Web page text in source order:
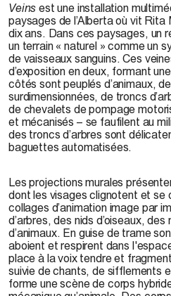
Veins est une installation
paysages de l’Alberta où vit Rita
dix ans. Dans ces paysages, un
un terrain « naturel » comme un
de vaisseaux sanguins. Ces
d’exposition en deux, formant
côtés sont peuplés d’animaux,
surdimensionnées, de troncs
de chevalets de pompage
et mécanisés – se faufilent au
des troncs d’arbres sont
baguettes automatisées.
Les projections murales
dont les visages clignotent et se
collages d’animation image par
d’arbres, des nids d’oiseaux,
d’animaux. En guise de trame
aboient et respirent dans
place à la voix tendre et
suivie de chants, de sifflements
forme une scène de corps